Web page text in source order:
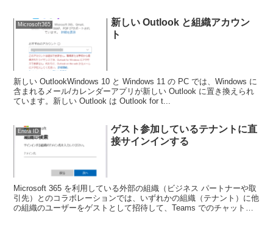
Microsoft365
新しい Outlook と組織アカウン
ト
新しい OutlookWindows 10 と Windows 11 の PC では、Windows に
含まれるメール/カレンダーアプリが新しい Outlook に置き換えられ
ています。新しい Outlook は Outlook for t...
Entra ID
ゲスト参加しているテナントに直
接サインインする
Microsoft 365 を利用している外部の組織（ビジネス パートナーや取
引先）とのコラボレーションでは、いずれかの組織（テナント）に他
の組織のユーザーをゲストとして招待して、Teams でのチャットや